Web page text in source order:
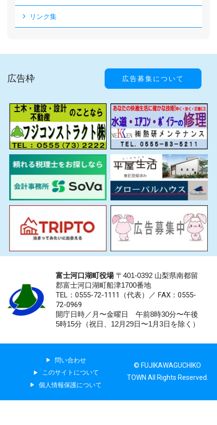
リンク集
広告枠 広告募集について
富士河口湖町役場〒401-0392 山梨県南都留
郡富士河口湖町船津1700番地
TEL：0555-72-1111 （代表）／ FAX：0555-
72-0969
開庁日時／月〜金曜日 午前8時30分〜午後
5時15分（祝日、12月29日〜1月3日を除く）
問い合わせ
このサイトについて
個人情報保護について
© FUJIKAWAGUCHIKO
TOWN All Rights Reserved.